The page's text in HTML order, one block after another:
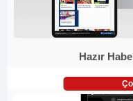
Hazır